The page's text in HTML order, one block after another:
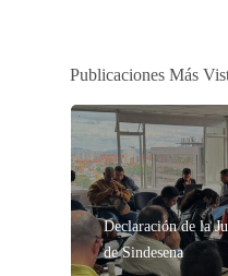
Publicaciones Más
Declaración de la
de Sindesena